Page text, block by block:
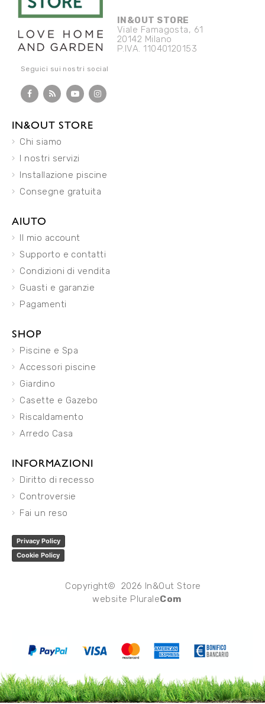
IN&OUT STORE
Viale Famagosta, 61
20142 Milano
P.IVA. 11040120153
Seguici sui nostri social
IN&OUT STORE
Chi siamo
I nostri servizi
Installazione piscine
Consegne gratuita
AIUTO
Il mio account
Supporto e contatti
Condizioni di vendita
Guasti e garanzie
Pagamenti
SHOP
Piscine e Spa
Accessori piscine
Giardino
Casette e Gazebo
Riscaldamento
Arredo Casa
INFORMAZIONI
Diritto di recesso
Controversie
Fai un reso
Privacy Policy
Cookie Policy
Copyright© 2026 In&Out Store
website PluraleCom